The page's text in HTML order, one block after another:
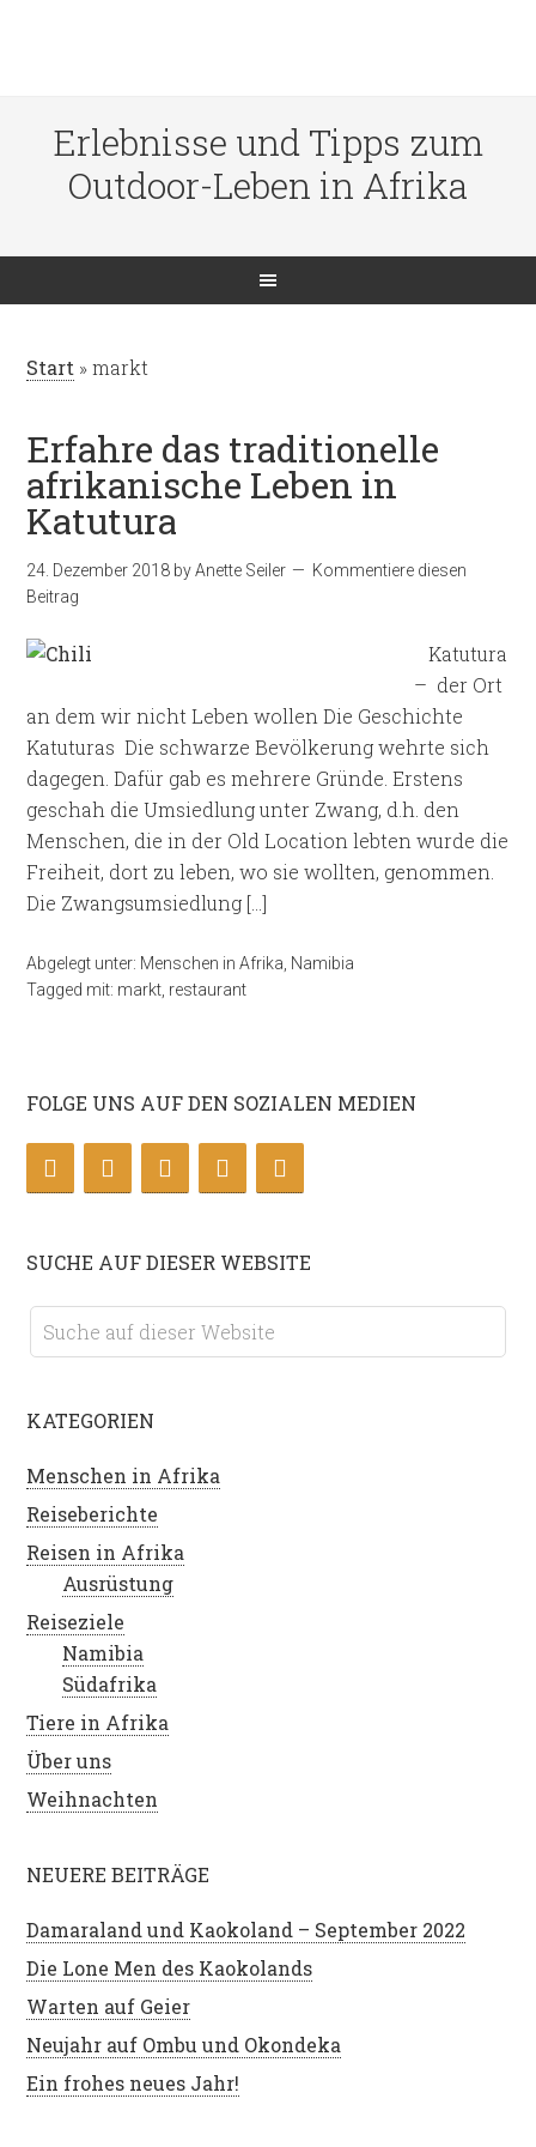
Erlebnisse und Tipps zum
Outdoor-Leben in Afrika
Start »markt
Erfahre das traditionelle
afrikanische Leben in
Katutura
24. Dezember 2018 byAnette Seiler
Kommentiere diesen
Beitrag
­ ­ ­ ­Katutura
– der Ort
an dem wir nicht Leben wollen Die Geschichte
Katuturas ­ ­Die schwarze Bevölkerung wehrte sich
dagegen. Dafür gab es mehrere Gründe. Erstens
geschah die Umsiedlung unter Zwang, d.h. den
Menschen, die in der Old Location lebten wurde die
Freiheit, dort zu leben, wo sie wollten, genommen.
Die Zwangsumsiedlung […]
Abgelegt unter: Menschen in Afrika Namibia
Tagged mit: markt restaurant
FOLGE UNS AUF DEN SOZIALEN MEDIEN
SUCHE AUF DIESER WEBSITE
KATEGORIEN
Menschen in Afrika
Reiseberichte
Reisen in Afrika
Ausrüstung
Reiseziele
Namibia
Südafrika
Tiere in Afrika
Über uns
Weihnachten
NEUERE BEITRÄGE
Damaraland und Kaokoland – September 2022
Die Lone Men des Kaokolands
Warten auf Geier
Neujahr auf Ombu und Okondeka
Ein frohes neues Jahr!